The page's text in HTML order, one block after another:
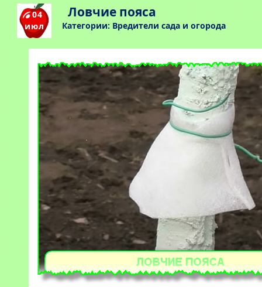
04
июл
Ловчие пояса
Категории: Вредители сада и огорода